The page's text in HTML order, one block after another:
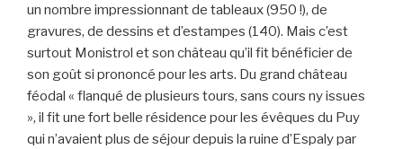
un nombre impressionnant de tableaux (950 !), de
gravures, de dessins et d’estampes (140). Mais c’est
surtout Monistrol et son château qu’il fit bénéficier de
son goût si prononcé pour les arts. Du grand château
féodal « flanqué de plusieurs tours, sans cours ny issues
», il fit une fort belle résidence pour les évêques du Puy
qui n’avaient plus de séjour depuis la ruine d’Espaly par